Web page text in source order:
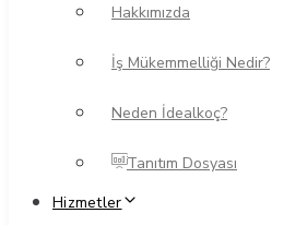
Hakkımızda
İş Mükemmelliği Nedir?
Neden İdealkoç?
Tanıtım Dosyası
Hizmetler